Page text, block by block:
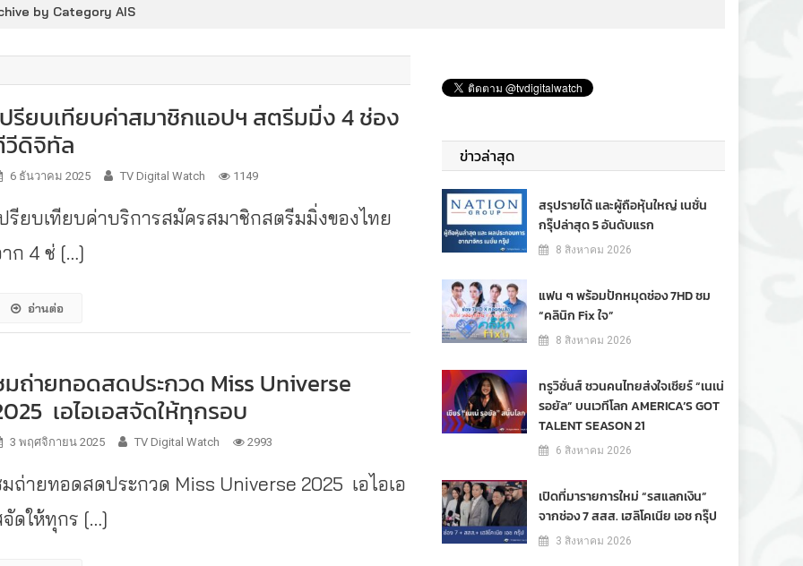
by Category AIS
รียบเทียบค่าสมาชิกแอปฯ สตรีมมิ่ง 4 ช่อง
ดิจิทัล
6 ธันวาคม 2025 TV Digital Watch 1149
รียบเทียบค่าบริการสมัครสมาชิกสตรีมมิ่งของไทย
ก 4 ช่ […]
อ่านต่อ
ถ่ายทอดสดประกวด Miss Universe
เอไอเอสจัดให้ทุกรอบ
3 พฤศจิกายน 2025 TV Digital Watch 2993
ถ่ายทอดสดประกวด Miss Universe 2025 เอไอเอ
ดให้ทุกร […]
ข่าวล่าสุด
สรุปรายได้ และผู้ถือหุ้นใหญ่ เนชั่น
กรุ๊ปล่าสุด 5 อันดับแรก
8 สิงหาคม 2026
แฟน ๆ พร้อมปักหมุดช่อง 7HD ชม
“คลินิก Fix ใจ”
8 สิงหาคม 2026
ทรูวิชั่นส์ ชวนคนไทยส่งใจเชียร์ “เนเน่
รอยัล” บนเวทีโลก AMERICA’S GOT
TALENT SEASON 21
6 สิงหาคม 2026
เปิดที่มารายการใหม่ “รสแลกเงิน”
จากช่อง 7 สสส. เฮลิโคเนีย เอช กรุ๊ป
3 สิงหาคม 2026